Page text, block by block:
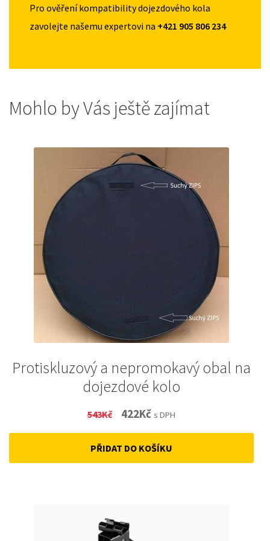
Pro ověření kompatibility dojezdového kola
zavolejte našemu expertovi na +421 905 806 234
Mohlo by Vás ještě zajímat
Protiskluzový a nepromokavý obal na
dojezdové kolo
543Kč
Original
price
was:
422KčCurrent
price
is:
s DPH
PŘIDAT DO KOŠÍKU